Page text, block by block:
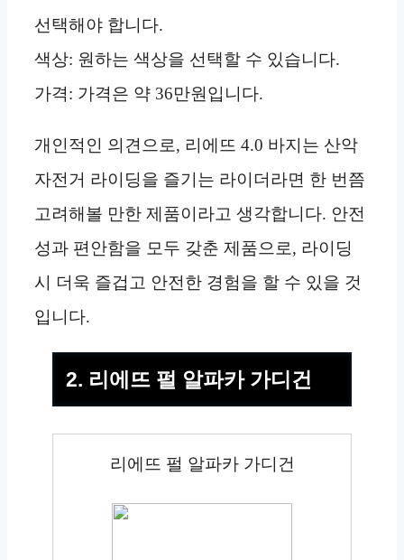
선택해야 합니다.
색상: 원하는 색상을 선택할 수 있습니다.
가격: 가격은 약 36만원입니다.
개인적인 의견으로, 리에뜨 4.0 바지는 산악
자전거 라이딩을 즐기는 라이더라면 한 번쯤
고려해볼 만한 제품이라고 생각합니다. 안전
성과 편안함을 모두 갖춘 제품으로, 라이딩
시 더욱 즐겁고 안전한 경험을 할 수 있을 것
입니다.
2. 리에뜨 펄 알파카 가디건
리에뜨 펄 알파카 가디건